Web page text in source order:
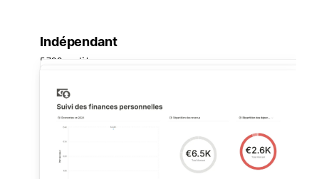
Indépendant
5 799 modèles